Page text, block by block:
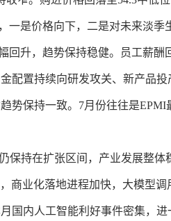
一是价格向下，二是对未来淡季
回升，趋势保持稳健。员工薪酬
配置持续向研发攻关、新产品投
势保持一致。7月份往往是EPMI
持在扩张区间，产业发展整体
商业化落地进程加快，大模型
内人工智能利好事件密集，进